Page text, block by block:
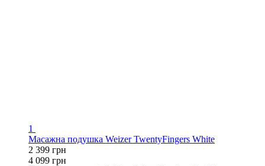
1
Масажна подушка Weizer TwentyFingers White
2 399 грн
4 099 грн